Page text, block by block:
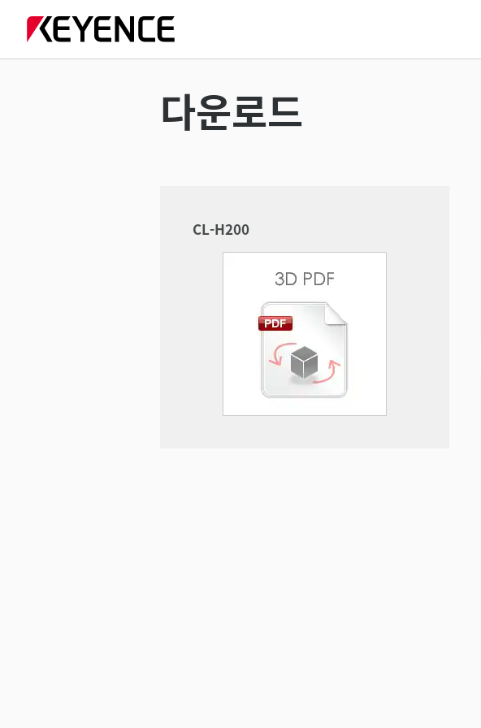
다운로드
CL-H200